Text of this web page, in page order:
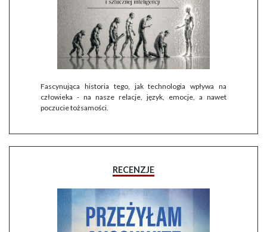
Fascynująca historia tego, jak technologia wpływa na
człowieka - na nasze relacje, język, emocje, a nawet
poczucie tożsamości.
RECENZJE